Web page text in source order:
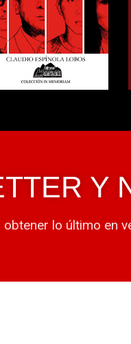
Y
obtener lo último en